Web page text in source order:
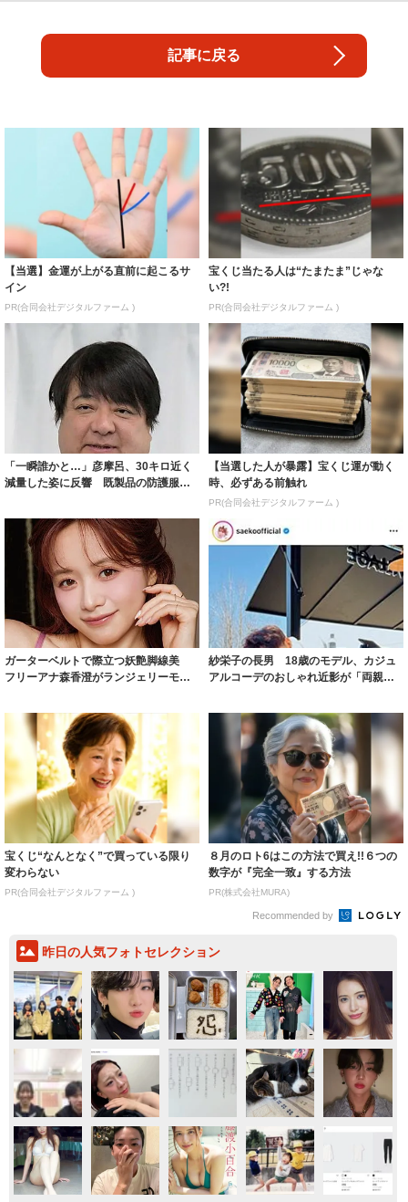
記事に戻る
【当選】金運が上がる直前に起こるサ
イン
PR(合同会社デジタルファーム )
宝くじ当たる人は“たまたま”じゃな
い?!
PR(合同会社デジタルファーム )
「一瞬誰かと…」彦摩呂、30キロ近く
減量した姿に反響 既製品の防護服が
【当選した人が暴露】宝くじ運が動く
時、必ずある前触れ
PR(合同会社デジタルファーム )
ガーターベルトで際立つ妖艶脚線美
フリーアナ森香澄がランジェリーモデ
紗栄子の長男 18歳のモデル、カジュ
アルコーデのおしゃれ近影が「両親の
宝くじ“なんとなく”で買っている限り
変わらない
PR(合同会社デジタルファーム )
８月のロト6はこの方法で買え!!６つの
数字が『完全一致』する方法
PR(株式会社MURA)
Recommended by
昨日の人気フォトセレクション